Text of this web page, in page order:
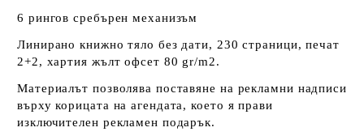
6 рингов сребърен механизъм
Линирано книжно тяло без дати, 230 страници, печат
2+2, хартия жълт офсет 80 gr/m2.
Материалът позволява поставяне на рекламни надписи
върху корицата на агендата, което я прави
изключителен рекламен подарък.